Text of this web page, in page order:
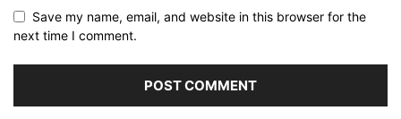
Save my name, email, and website in this browser for the
next time I comment.